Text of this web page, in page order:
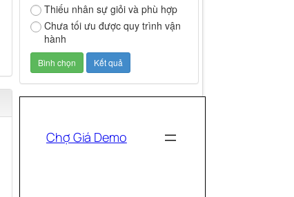
Thiếu nhân sự giỏi và phù hợp
Chưa tối ưu được quy trình vận
hành